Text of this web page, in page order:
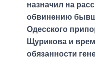
назначил на
обвинению
Одесского
Щурикова и
обязанности